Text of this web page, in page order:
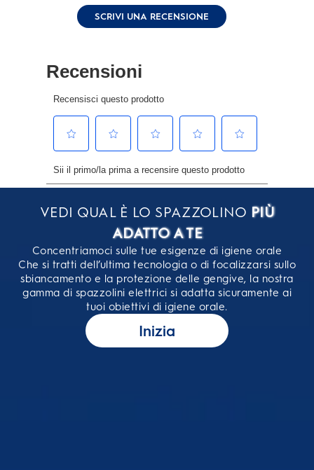
Stesso
link
alla
SCRIVI UNA RECENSIONE
VEDI QUAL È LO SPAZZOLINO PIÙ
ADATTO A TE
Concentriamoci sulle tue esigenze di igiene orale
Che si tratti dell’ultima tecnologia o di focalizzarsi sullo
sbiancamento e la protezione delle gengive, la nostra
gamma di spazzolini elettrici si adatta sicuramente ai
tuoi obiettivi di igiene orale.
Inizia